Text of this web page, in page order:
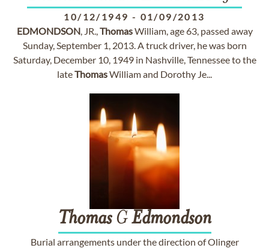
10/12/1949 - 01/09/2013
EDMONDSON, JR.,ThomasWilliam, age 63, passed away
Sunday, September 1, 2013. A truck driver, he was born
Saturday, December 10, 1949 in Nashville, Tennessee to the
lateThomasWilliam and Dorothy Je...
ThomasGEdmondson
Burial arrangements under the direction of Olinger